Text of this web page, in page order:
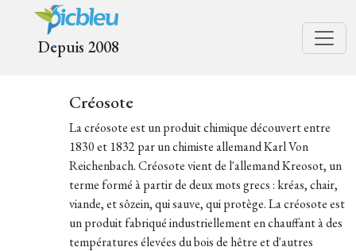
Depuis 2008
Créosote
La créosote est un produit chimique découvert entre
1830 et 1832 par un chimiste allemand Karl Von
Reichenbach. Créosote vient de l'allemand Kreosot, un
terme formé à partir de deux mots grecs : kréas, chair,
viande, et sôzein, qui sauve, qui protège. La créosote est
un produit fabriqué industriellement en chauffant à des
températures élevées du bois de hêtre et d'autres